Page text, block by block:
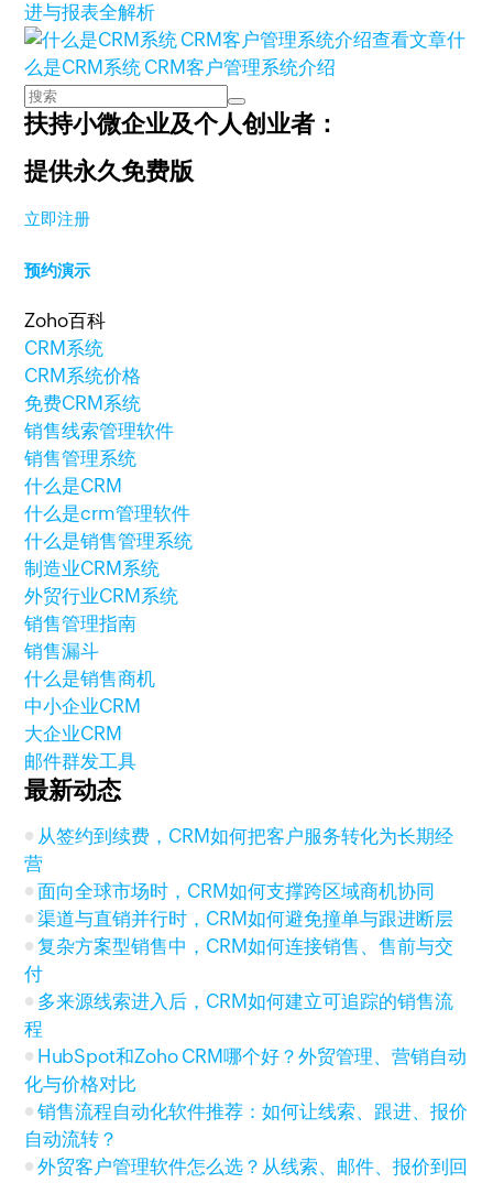
进与报表全解析
查看文章什
么是CRM系统 CRM客户管理系统介绍
扶持小微企业及个人创业者：
提供永久免费版
立即注册
预约演示
Zoho百科
CRM系统
CRM系统价格
免费CRM系统
销售线索管理软件
销售管理系统
什么是CRM
什么是crm管理软件
什么是销售管理系统
制造业CRM系统
外贸行业CRM系统
销售管理指南
销售漏斗
什么是销售商机
中小企业CRM
大企业CRM
邮件群发工具
最新动态
从签约到续费，CRM如何把客户服务转化为长期经
营
面向全球市场时，CRM如何支撑跨区域商机协同
渠道与直销并行时，CRM如何避免撞单与跟进断层
复杂方案型销售中，CRM如何连接销售、售前与交
付
多来源线索进入后，CRM如何建立可追踪的销售流
程
HubSpot和Zoho CRM哪个好？外贸管理、营销自动
化与价格对比
销售流程自动化软件推荐：如何让线索、跟进、报价
自动流转？
外贸客户管理软件怎么选？从线索、邮件、报价到回